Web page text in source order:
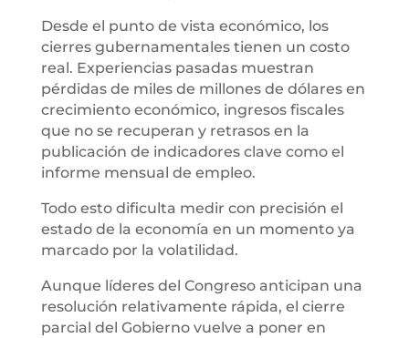
Desde el punto de vista económico, los
cierres gubernamentales tienen un costo
real. Experiencias pasadas muestran
pérdidas de miles de millones de dólares en
crecimiento económico, ingresos fiscales
que no se recuperan y retrasos en la
publicación de indicadores clave como el
informe mensual de empleo.
Todo esto dificulta medir con precisión el
estado de la economía en un momento ya
marcado por la volatilidad.
Aunque líderes del Congreso anticipan una
resolución relativamente rápida, el cierre
parcial del Gobierno vuelve a poner en